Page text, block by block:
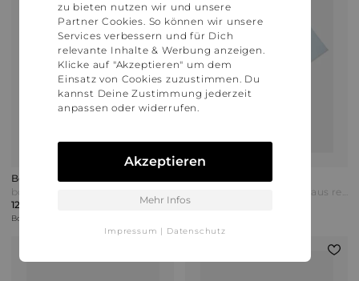
Bonprix
12,99 €
Bonprix | Versand: 4,95 €
8,99 €
zu bieten nutzen wir und unsere
Partner Cookies. So können wir unsere
Services verbessern und für Dich
relevante Inhalte & Werbung anzeigen.
Klicke auf "Akzeptieren" um dem
Einsatz von Cookies zuzustimmen. Du
kannst Deine Zustimmung jederzeit
anpassen oder widerrufen.
Akzeptieren
Mehr Infos
Impressum | Datenschutz